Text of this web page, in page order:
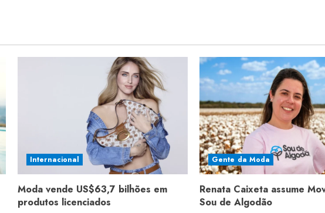
Internacional
Moda vende US$63,7 bilhões em
produtos licenciados
Gente da Moda
Renata Caixeta assume
Sou de Algodão